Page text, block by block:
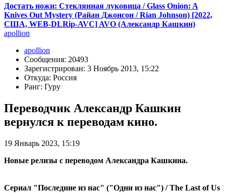
Достать ножи: Стеклянная луковица / Glass Onion: A
Knives Out Mystery (Райан Джонсон / Rian Johnson) [2022,
США, WEB-DLRip-AVC] AVO (Александр Кашкин)
apollion
apollion
Сообщения: 20493
Зарегистрирован: 3 Ноябрь 2013, 15:22
Откуда: Россия
Ранг: Гуру
Переводчик Александр Кашкин
вернулся к переводам кино.
19 Январь 2023, 15:19
Новые релизы с переводом Александра Кашкина.
Сериал "Последние из нас" ("Одни из нас") / The Last of Us